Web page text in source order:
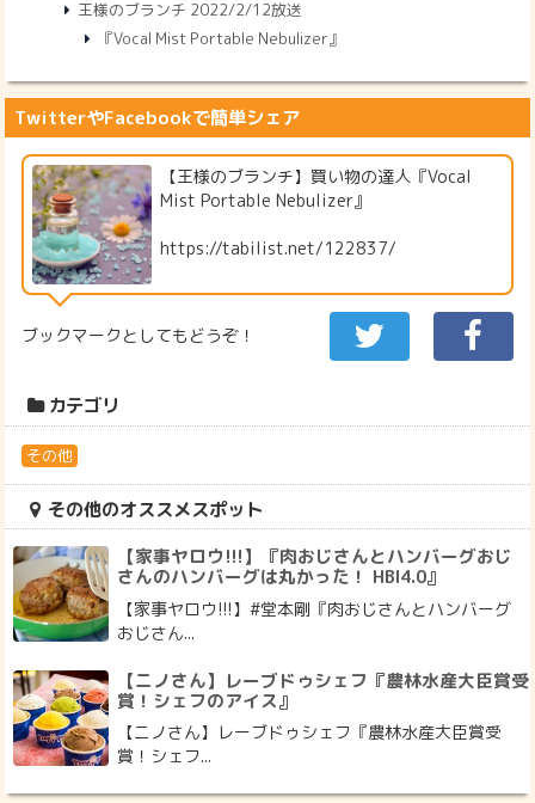
王様のブランチ 2022/2/12放送
『Vocal Mist Portable Nebulizer』
TwitterやFacebookで簡単シェア
【王様のブランチ】買い物の達人『Vocal
Mist Portable Nebulizer』
https://tabilist.net/122837/
ブックマークとしてもどうぞ！
カテゴリ
その他
その他のオススメスポット
【家事ヤロウ!!!】『肉おじさんとハンバーグおじ
さんのハンバーグは丸かった！ HBI4.0』
【家事ヤロウ!!!】#堂本剛『肉おじさんとハンバーグ
おじさん...
【ニノさん】レーブドゥシェフ『農林水産大臣賞受
賞！シェフのアイス』
【ニノさん】レーブドゥシェフ『農林水産大臣賞受
賞！シェフ...